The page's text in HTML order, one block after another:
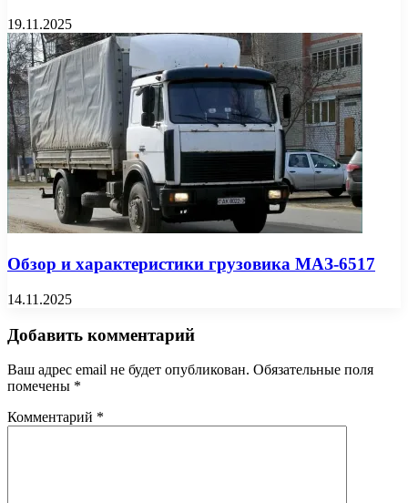
19.11.2025
Обзор и характеристики грузовика МАЗ-6517
14.11.2025
Добавить комментарий
Ваш адрес email не будет опубликован. Обязательные поля
помечены *
Комментарий *